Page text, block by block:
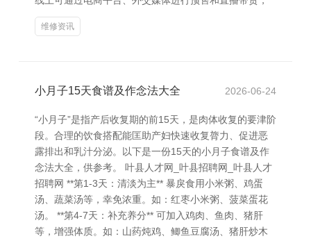
维修资讯
小月子15天食谱及作念法大全 2026-06-24
“小月子”是指产后收复期的前15天，是肉体收复的要津阶
段。合理的饮食搭配能匡助产妇快速收复膂力、促进恶
露排出和乳汁分泌。以下是一份15天的小月子食谱及作
念法大全，供参考。 叶县人才网_叶县招聘网_叶县人才
招聘网 **第1-3天：清淡为主** 暴戾食用小米粥、鸡蛋
汤、蔬菜汤等，幸免浓重。如：红枣小米粥、菠菜蛋花
汤。 **第4-7天：补充养分** 可加入鸡肉、鱼肉、猪肝
等，增强体质。如：山药炖鸡、鲫鱼豆腐汤、猪肝炒木